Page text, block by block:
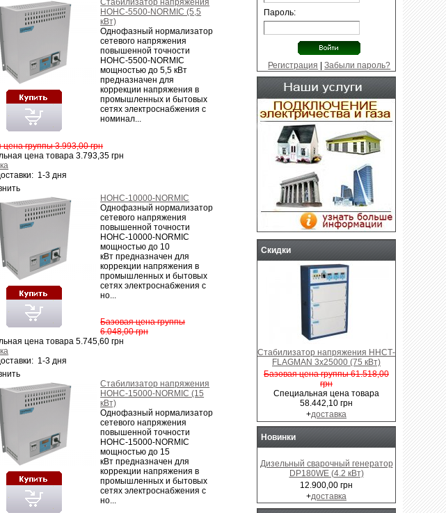
Газовые генераторы
Generac, Genmac в разной
Стабилизатор напряжения
НОНС-5500-NORMIC (5,5
кВт)
Однофазный нормализатор
сетевого напряжения
повышенной точности
НОНС-5500-NORMIC
мощностью до 5,5 кВт
предназначен для
коррекции напряжения в
промышленных и бытовых
сетях электроснабжения с
номинал...
цена группы 3.993,00 грн
цена товара 3.793,35 грн
1-3 дня
НОНС-10000-NORMIC
Однофазный нормализатор
сетевого напряжения
повышенной точности
НОНС-10000-NORMIC
мощностью до 10
кВт предназначен для
коррекции напряжения в
промышленных и бытовых
сетях электроснабжения с
но...
Базовая цена группы
6.048,00 грн
цена товара 5.745,60 грн
1-3 дня
Стабилизатор напряжения
НОНС-15000-NORMIC (15
кВт)
Однофазный нормализатор
сетевого напряжения
повышенной точности
НОНС-15000-NORMIC
мощностью до 15
кВт предназначен для
коррекции напряжения в
промышленных и бытовых
сетях электроснабжения с
но...
Пароль:
Регистрация |Забыли пароль?
Скидки
Стабилизатор напряжения ННСТ-
FLAGMAN 3x25000 (75 кВт)
Базовая цена группы 61.518,00
грн
Специальная цена товара
58.442,10 грн
+доставка
Новинки
Дизельный сварочный генератор
DP180WE (4.2 кВт)
12.900,00 грн
+доставка